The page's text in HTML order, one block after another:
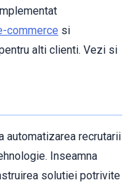
commerce si
alti clienti. Vezi si
automatizarea recrutarii
Inseamna
solutiei potrivite